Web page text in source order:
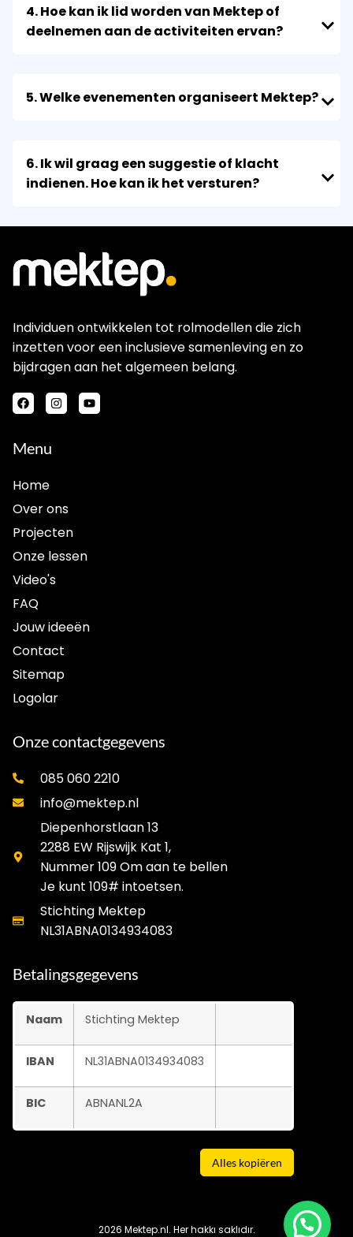
4. Hoe kan ik lid worden van Mektep of
deelnemen aan de activiteiten ervan?
5. Welke evenementen organiseert Mektep?
6. Ik wil graag een suggestie of klacht
indienen. Hoe kan ik het versturen?
Individuen ontwikkelen tot rolmodellen die zich
inzetten voor een inclusieve samenleving en zo
bijdragen aan het algemeen belang.
Menu
Home
Over ons
Projecten
Onze lessen
Video's
FAQ
Jouw ideeën
Contact
Sitemap
Logolar
Onze contactgegevens
085 060 2210
info@mektep.nl
Diepenhorstlaan 13
2288 EW Rijswijk Kat 1,
Nummer 109 Om aan te bellen
Je kunt 109# intoetsen.
Stichting Mektep
NL31ABNA0134934083
Betalingsgegevens
Naam Stichting Mektep
IBAN NL31ABNA0134934083
BIC ABNANL2A
Alles kopiëren
2026 Mektep.nl. Her hakkı saklıdır.